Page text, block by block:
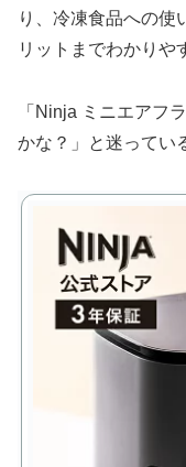
り、冷凍食品への使
リットまでわかりや
「Ninja ミニエアフ
かな？」と迷ってい